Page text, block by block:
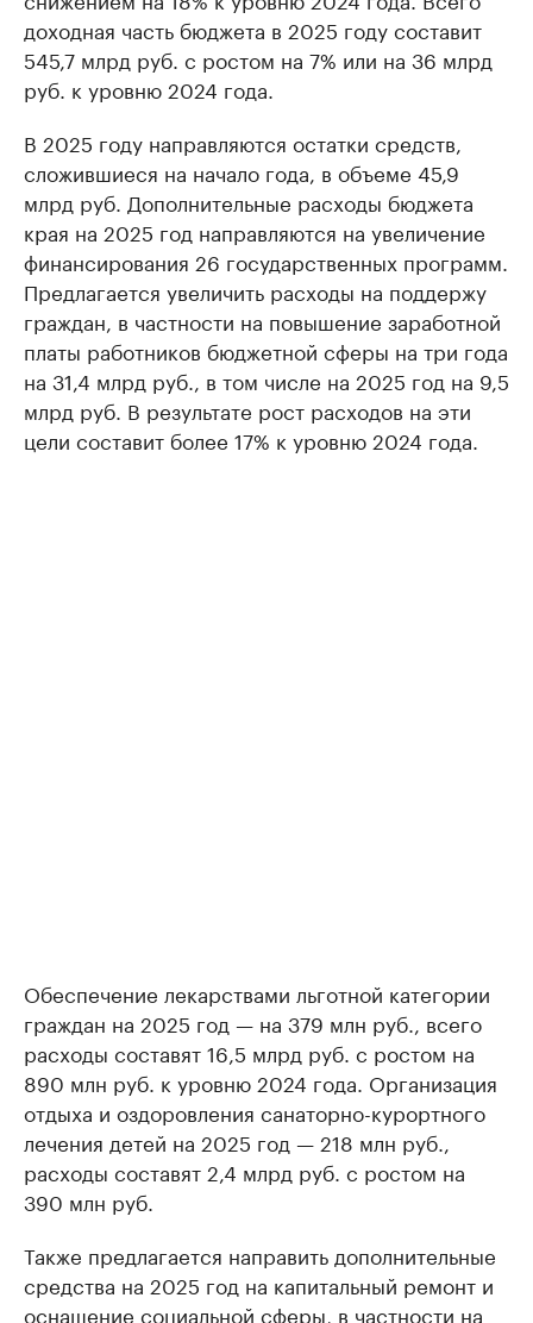
доходная часть бюджета в 2025 году составит
545,7 млрд руб. с ростом на 7% или на 36 млрд
руб. к уровню 2024 года.
В 2025 году направляются остатки средств,
сложившиеся на начало года, в объеме 45,9
млрд руб. Дополнительные расходы бюджета
края на 2025 год направляются на увеличение
финансирования 26 государственных программ.
Предлагается увеличить расходы на поддержу
граждан, в частности на повышение заработной
платы работников бюджетной сферы на три года
на 31,4 млрд руб., в том числе на 2025 год на 9,5
млрд руб. В результате рост расходов на эти
цели составит более 17% к уровню 2024 года.
Обеспечение лекарствами льготной категории
граждан на 2025 год — на 379 млн руб., всего
расходы составят 16,5 млрд руб. с ростом на
890 млн руб. к уровню 2024 года. Организация
отдыха и оздоровления санаторно-курортного
лечения детей на 2025 год — 218 млн руб.,
расходы составят 2,4 млрд руб. с ростом на
390 млн руб.
Также предлагается направить дополнительные
средства на 2025 год на капитальный ремонт и
оснащение социальной сферы, в частности на